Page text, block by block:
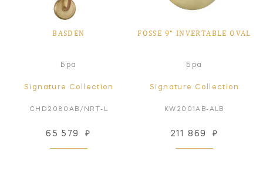
BASDEN
Бра
Signature Collection
CHD2080AB/NRT-L
65 579 ₽
FOSSE 9" INVERTABLE OVAL
Бра
Signature Collection
KW2001AB-ALB
211 869 ₽